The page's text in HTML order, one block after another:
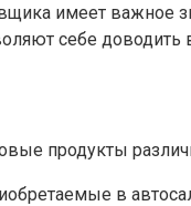
имеет
себе
продукты
в